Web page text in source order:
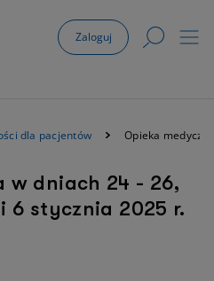
Zaloguj
dla pacjentów Opieka
w dniach 24 - 26,
6 stycznia 2025 r.